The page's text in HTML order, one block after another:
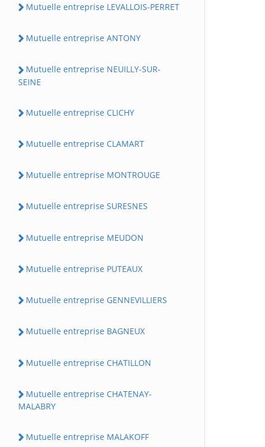
Mutuelle entreprise LEVALLOIS-PERRET
Mutuelle entreprise ANTONY
Mutuelle entreprise NEUILLY-SUR-
SEINE
Mutuelle entreprise CLICHY
Mutuelle entreprise CLAMART
Mutuelle entreprise MONTROUGE
Mutuelle entreprise SURESNES
Mutuelle entreprise MEUDON
Mutuelle entreprise PUTEAUX
Mutuelle entreprise GENNEVILLIERS
Mutuelle entreprise BAGNEUX
Mutuelle entreprise CHATILLON
Mutuelle entreprise CHATENAY-
MALABRY
Mutuelle entreprise MALAKOFF